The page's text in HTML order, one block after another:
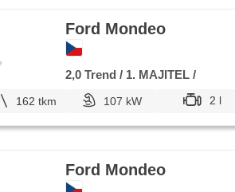
Ford Mondeo
2,0 Trend / 1. MAJITEL /
162 tkm 107 kW 2 l
Ford Mondeo